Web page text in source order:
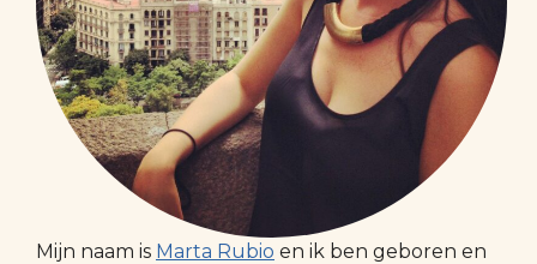
Mijn naam is Marta Rubio en ik ben geboren en